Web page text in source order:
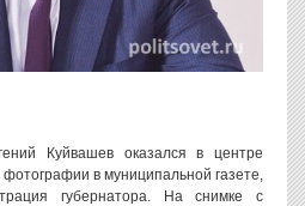
Куйвашев оказался в центре
в муниципальной газете,
губернатора. На снимке с